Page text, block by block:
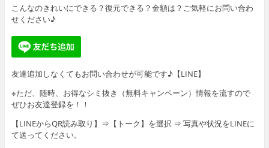
こんなのきれいにできる？復元できる？金額は？ご気軽にお問い合わ
せください♪
友達追加しなくてもお問い合わせが可能です♪【LINE】
※ただ、随時、お得なシミ抜き（無料キャンペーン）情報を流すので
ぜひお友達登録を！！
【LINEからQR読み取り】⇒【トーク】を選択 ⇒ 写真や状況をLINEに
て送ってください。